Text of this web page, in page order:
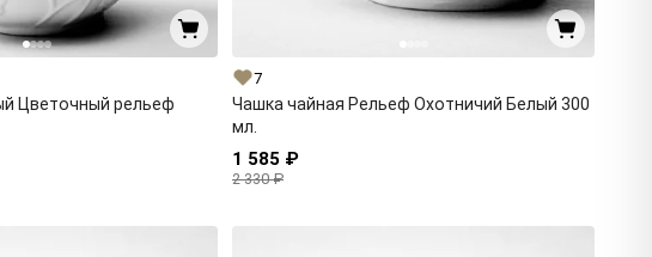
Цветочный рельеф
7
Чашка чайная Рельеф Охотничий Белый 300
мл.
1 585 ₽
2 330 ₽